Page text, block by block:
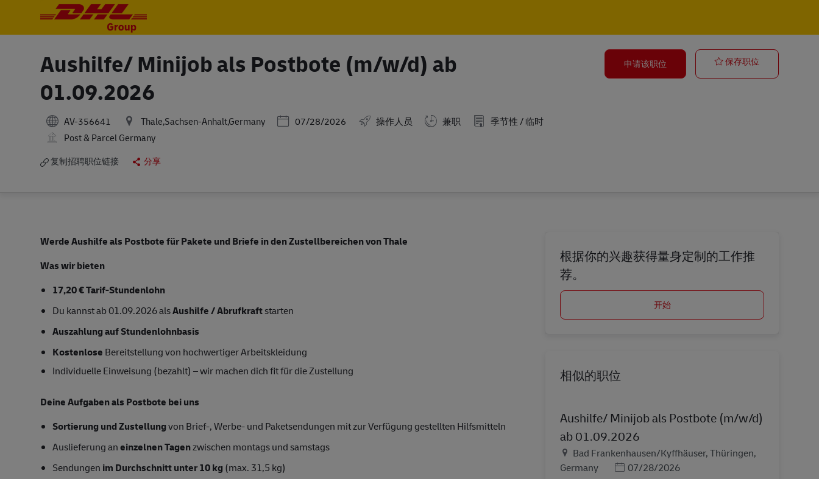
Aushilfe/ Minijob als Postbote (m/w/d) ab
01.09.2026
AV-356641 Thale,Sachsen-Anhalt,Germany Posted Date
07/28/2026 操作人员 兼职
季节性 / 临时
Post & Parcel Germany
复制招聘职位链接 分享
申请该职位 保存职位Aushilfe/
Werde Aushilfe als Postbote für Pakete und Briefe in den Zustellbereichen von Thale
Was wir bieten
17,20 € Tarif-Stundenlohn
Du kannst ab 01.09.2026 alsAushilfe / Abrufkraftstarten
Auszahlung auf Stundenlohnbasis
Kostenlose Bereitstellung von hochwertiger Arbeitskleidung
Individuelle Einweisung (bezahlt) – wir machen dich fit für die Zustellung
Deine Aufgaben als Postbote bei uns
Sortierung und Zustellungvon Brief-, Werbe- und Paketsendungen mit zur Verfügung gestellten Hilfsmitteln
Auslieferung aneinzelnen Tagenzwischen montags und samstags
Sendungen im Durchschnitt unter 10 kg (max. 31,5 kg)
根据你的兴趣获得量身定制的工作推
荐。
开始
相似的职位
Aushilfe/ Minijob als Postbote (m/w/d)
ab 01.09.2026
地点Bad Frankenhausen/Kyffhäuser, Thüringen,
Germany
Posted Date
07/28/2026